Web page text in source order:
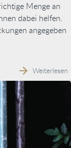
Menge an
dabei helfen.
angegeben
Weiterlesen